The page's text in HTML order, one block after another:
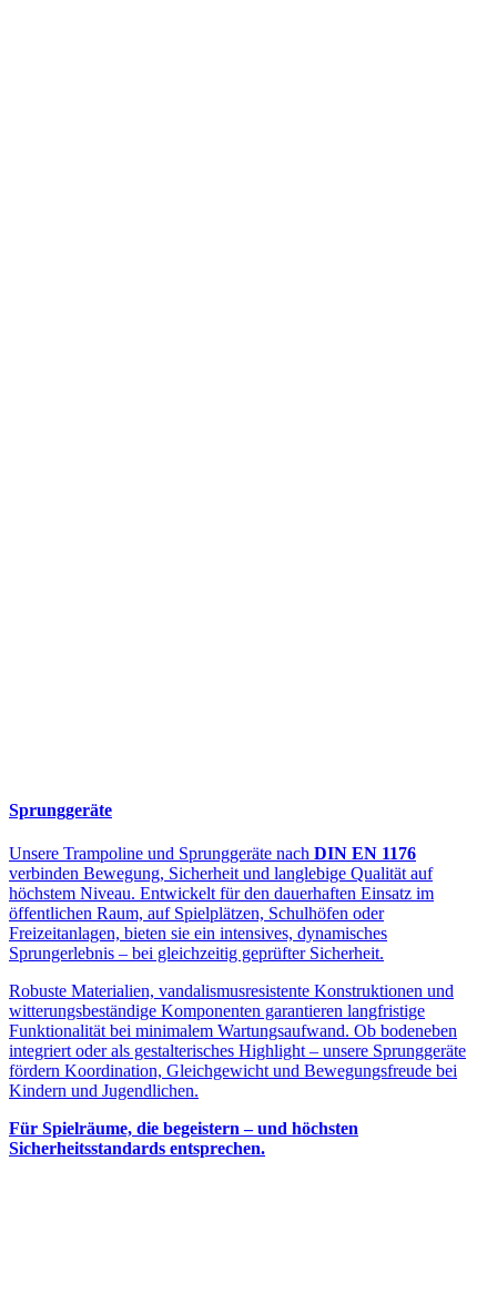
Sprunggeräte
Unsere Trampoline und Sprunggeräte nach DIN EN 1176
verbinden Bewegung, Sicherheit und langlebige Qualität auf
höchstem Niveau. Entwickelt für den dauerhaften Einsatz im
öffentlichen Raum, auf Spielplätzen, Schulhöfen oder
Freizeitanlagen, bieten sie ein intensives, dynamisches
Sprungerlebnis – bei gleichzeitig geprüfter Sicherheit.
Robuste Materialien, vandalismusresistente Konstruktionen und
witterungsbeständige Komponenten garantieren langfristige
Funktionalität bei minimalem Wartungsaufwand. Ob bodeneben
integriert oder als gestalterisches Highlight – unsere Sprunggeräte
fördern Koordination, Gleichgewicht und Bewegungsfreude bei
Kindern und Jugendlichen.
Für Spielräume, die begeistern – und höchsten
Sicherheitsstandards entsprechen.